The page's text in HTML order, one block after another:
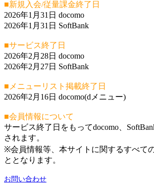
■新規入会/従量課金終了日
2026年1月31日 docomo
2026年1月31日 SoftBank
■サービス終了日
2026年2月28日 docomo
2026年2月27日 SoftBank
■メニューリスト掲載終了日
2026年2月16日 docomo(dメニュー)
■会員情報について
サービス終了日をもってdocomo、
されます。
※会員情報等、本サイトに関するすべて
ととなります。
お問い合わせ